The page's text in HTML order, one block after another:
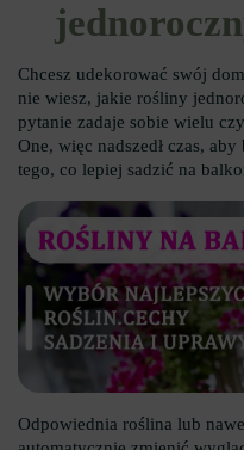
Chcesz udekorować swój
nie wiesz, jakie rośliny
pytanie zadaje sobie wielu
One, więc nadszedł czas,
tego, co lepiej sadzić na
Odpowiednia roślina lub